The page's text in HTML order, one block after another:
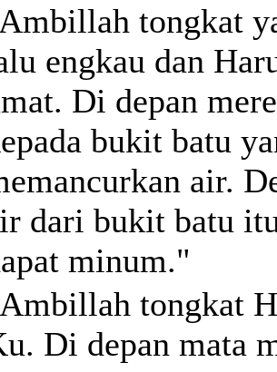
tongkat
engkau dan
Di depan
bukit batu
air.
dari bukit batu
minum."
tongkat
Di depan mata